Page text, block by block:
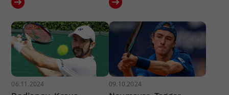
06.11.2024 09.10.2024